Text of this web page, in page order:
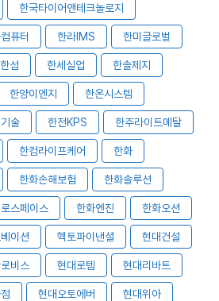
한국타이어앤테크놀로지
퓨터 한라IMS 한미글로벌
한섬 한세실업 한솔제지
한양이엔지 한온시스템
술 한전KPS 한주라이트메탈
한컴라이프케어 한화
한화손해보험 한화솔루션
스페이스 한화엔진 한화오션
이션 헥토파이낸셜 현대건설
비스 현대로템 현대리바트
현대오토에버 현대위아